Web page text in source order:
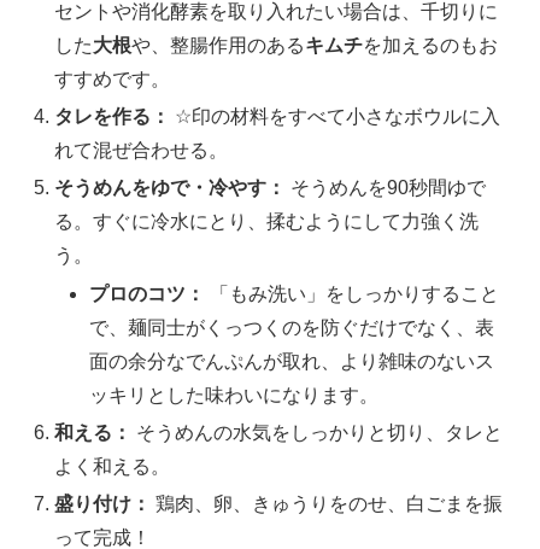
セントや消化酵素を取り入れたい場合は、千切りに
した大根や、整腸作用のあるキムチを加えるのもお
すすめです。
タレを作る：
☆印の材料をすべて小さなボウルに入
れて混ぜ合わせる。
そうめんをゆで・冷やす：
そうめんを90秒間ゆで
る。すぐに冷水にとり、揉むようにして力強く洗
う。
プロのコツ：
「もみ洗い」をしっかりすること
で、麺同士がくっつくのを防ぐだけでなく、表
面の余分なでんぷんが取れ、より雑味のないス
ッキリとした味わいになります。
和える：
そうめんの水気をしっかりと切り、タレと
よく和える。
盛り付け： 鶏肉、卵、きゅうりをのせ、白ごまを振
って完成！